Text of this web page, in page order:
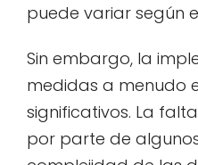
puede variar según
Sin embargo, la
medidas a menudo
significativos. La
por parte de